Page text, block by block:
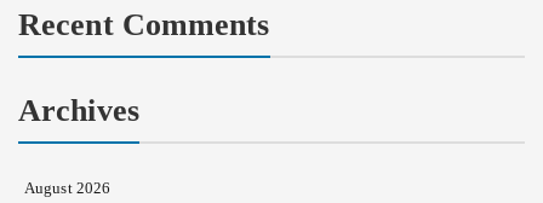
Recent Comments
Archives
August 2026